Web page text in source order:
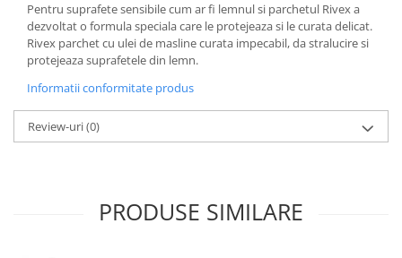
Periute de dinti
Pasta de dinti
Apa de gura
Ata dentara
Adeziv dentar si ingrijire proteza
Igiena intima
Produse manichiura & pedichiura
Pentru suprafete sensibile cum ar fi lemnul si parchetul Rivex a
dezvoltat o formula speciala care le protejeaza si le curata delicat.
Rivex parchet cu ulei de masline curata impecabil, da stralucire si
protejeaza suprafetele din lemn.
Informatii conformitate produs
Review-uri(0)
PRODUSE SIMILARE